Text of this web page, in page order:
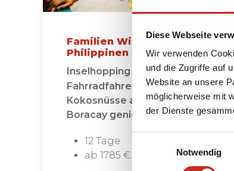
Diese Webseite
Wir verwenden
und die Zugriffe auf
Website an unsere
möglicherweise mit
der Dienste
Notwendig
Familien Winterreise
Philippinen
Inselhopping bei El Nido,
Fahrradfahren durch Manila und
Kokosnüsse am Strand von
Boracay genießen!
12 Tage
ab 1785 € pro Person